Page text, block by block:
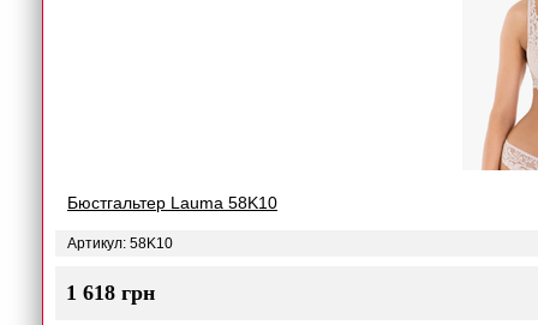
Бюстгальтер Lauma 58K10
Артикул: 58K10
1 618 грн